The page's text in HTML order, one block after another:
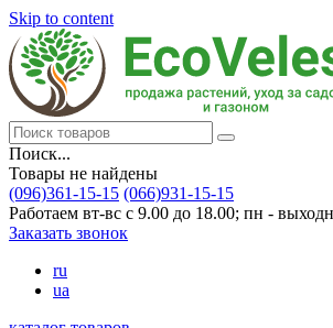
Skip to content
Поиск...
Товары не найдены
(096)361-15-15 (066)931-15-15
Работаем вт-вс с 9.00 до 18.00; пн -
Заказать звонок
ru
ua